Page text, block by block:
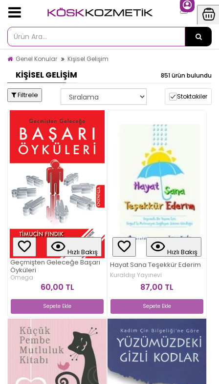
Genel Konular Kişisel Gelişim
KIŞISEL GELIŞIM 851 ürün bulundu
Filtrele Stoktakiler
Hızlı Bakış
Geçmişten Geleceğe Başarı
Öyküleri
Omega
60,00 TL
Sepete Ekle
Hızlı Bakış
Hayat Sana Teşekkür Ederim
Kuraldışı Yayınevi
87,00 TL
Sepete Ekle